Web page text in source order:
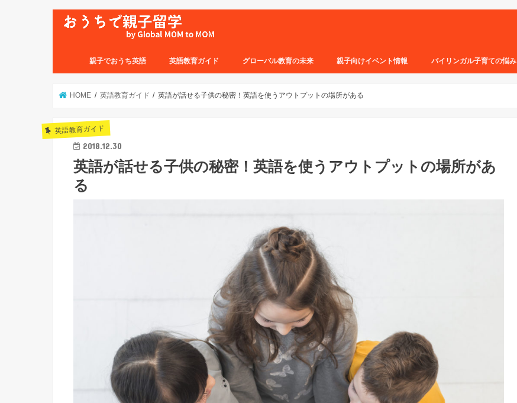
親子でおうち英語 英語教育ガイド グローバル教育の未来 親子向けイベント情報 バイリンガル子育ての悩み
HOME 英語教育ガイド 英語が話せる子供の秘密！英語を使うアウトプットの場所がある
英語教育ガイド
2018.12.30
英語が話せる子供の秘密！英語を使うアウトプットの場所があ
る